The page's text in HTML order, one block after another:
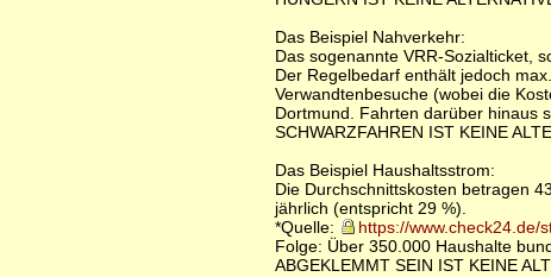
Das Beispiel Nahverkehr:
Das sogenannte VRR-Sozialticket,
Der Regelbedarf enthält jedoch
Verwandtenbesuche (wobei die
Dortmund. Fahrten darüber hinaus
SCHWARZFAHREN IST KEINE
Das Beispiel Haushaltsstrom:
Die Durchschnittskosten betragen
jährlich (entspricht 29 %).
*Quelle:
https://www.check24.de/
Folge: Über 350.000 Haushalte
ABGEKLEMMT SEIN IST KEINE